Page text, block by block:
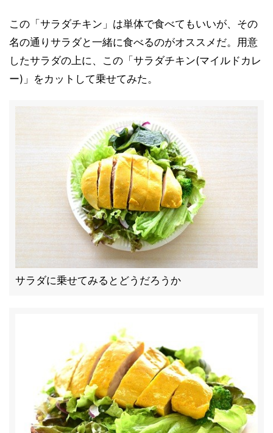
この「サラダチキン」は単体で食べてもいいが、その
名の通りサラダと一緒に食べるのがオススメだ。用意
したサラダの上に、この「サラダチキン(マイルドカレ
ー)」をカットして乗せてみた。
サラダに乗せてみるとどうだろうか